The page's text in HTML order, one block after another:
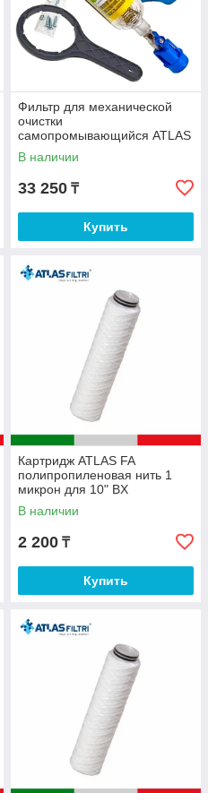
Фильтр для механической
очистки
самопромывающийся ATLAS
HYDRA RLH 90 микрон 1½"
В наличии
33 250 ₸
Купить
Картридж ATLAS FA
полипропиленовая нить 1
микрон для 10" BX
В наличии
2 200 ₸
Купить